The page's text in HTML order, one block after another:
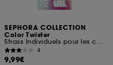
SEPHORA COLLECTION
Color Twister
Strass Individuels pour les cheveux
4
9,99€